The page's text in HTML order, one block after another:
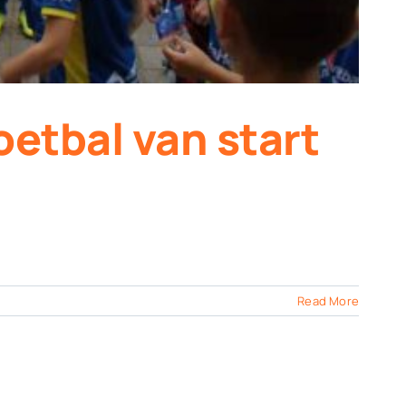
van start
Read More